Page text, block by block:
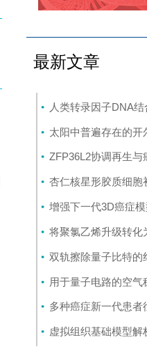
最新文章
增强下一代3D癌症
将聚氯乙烯升级转化
双轨擦除量子比特的
多种癌症新一代患者